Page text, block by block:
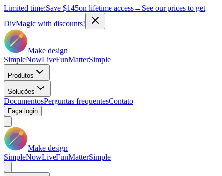
Limited time:Save $145on lifetime access→ See our prices to get
DivMagic with discounts!
Make design
SimpleNowLiveFunMatterSimple
Produtos
Soluções
DocumentosPerguntas frequentesContato
Faça login
Make design
SimpleNowLiveFunMatterSimple